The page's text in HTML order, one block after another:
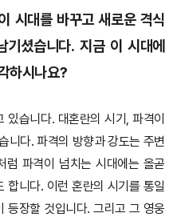
시대를 바꾸고 새로운 격식
기셨습니다. 지금 이 시대에
하시나요?
습니다. 대혼란의 시기, 파격이
니다. 파격의 방향과 강도는 주변
럼 파격이 넘치는 시대에는 올곧
합니다. 이런 혼란의 시기를 통일
등장할 것입니다. 그리고 그 영웅